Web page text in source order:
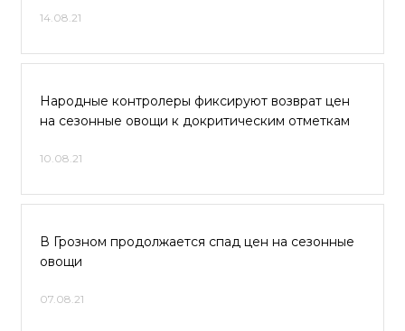
14.08.21
Народные контролеры фиксируют возврат цен
на сезонные овощи к докритическим отметкам
10.08.21
В Грозном продолжается спад цен на сезонные
овощи
07.08.21